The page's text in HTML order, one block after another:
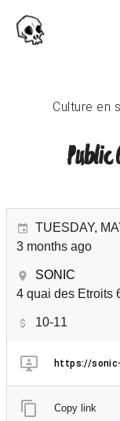
Culture en
Public
TUESDAY,
3 months ago
SONIC
4 quai des Etroits
10-11
https://
Copy link